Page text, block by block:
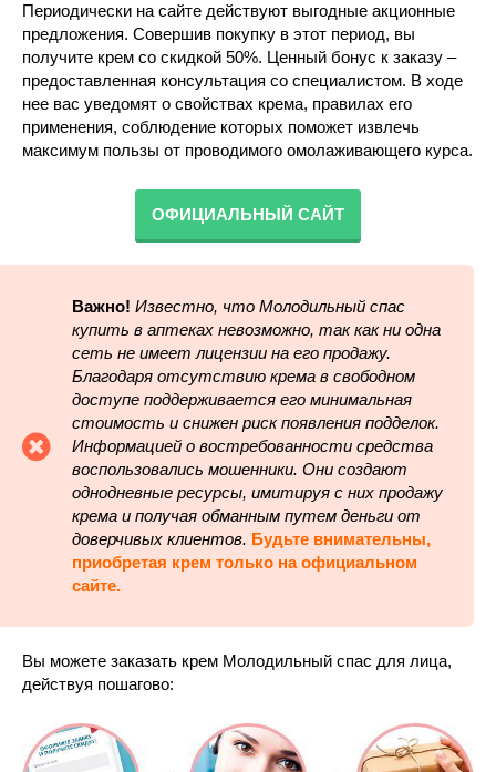
Периодически на сайте действуют выгодные акционные
предложения. Совершив покупку в этот период, вы
получите крем со скидкой 50%. Ценный бонус к заказу –
предоставленная консультация со специалистом. В ходе
нее вас уведомят о свойствах крема, правилах его
применения, соблюдение которых поможет извлечь
максимум пользы от проводимого омолаживающего курса.
ОФИЦИАЛЬНЫЙ САЙТ
Важно! Известно, что Молодильный спас
купить в аптеках невозможно, так как ни одна
сеть не имеет лицензии на его продажу.
Благодаря отсутствию крема в свободном
доступе поддерживается его минимальная
стоимость и снижен риск появления подделок.
Информацией о востребованности средства
воспользовались мошенники. Они создают
однодневные ресурсы, имитируя с них продажу
крема и получая обманным путем деньги от
доверчивых клиентов. Будьте внимательны,
приобретая крем только на официальном
сайте.
Вы можете заказать крем Молодильный спас для лица,
действуя пошагово: